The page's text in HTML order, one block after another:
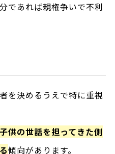
であれば親権争いで不利
を決めるうえで特に重視
供の世話を担ってきた側
傾向があります。